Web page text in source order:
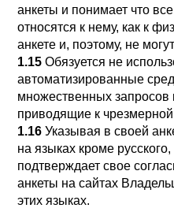
анкеты и понимает что
относятся к нему, как к
анкете и, поэтому, не
1.15 Обязуется не
автоматизированные
множественных запросов
приводящие к чрезмерной
1.16Указывая в своей
на языках кроме
подтверждает свое
анкеты на сайтах
этих языках.